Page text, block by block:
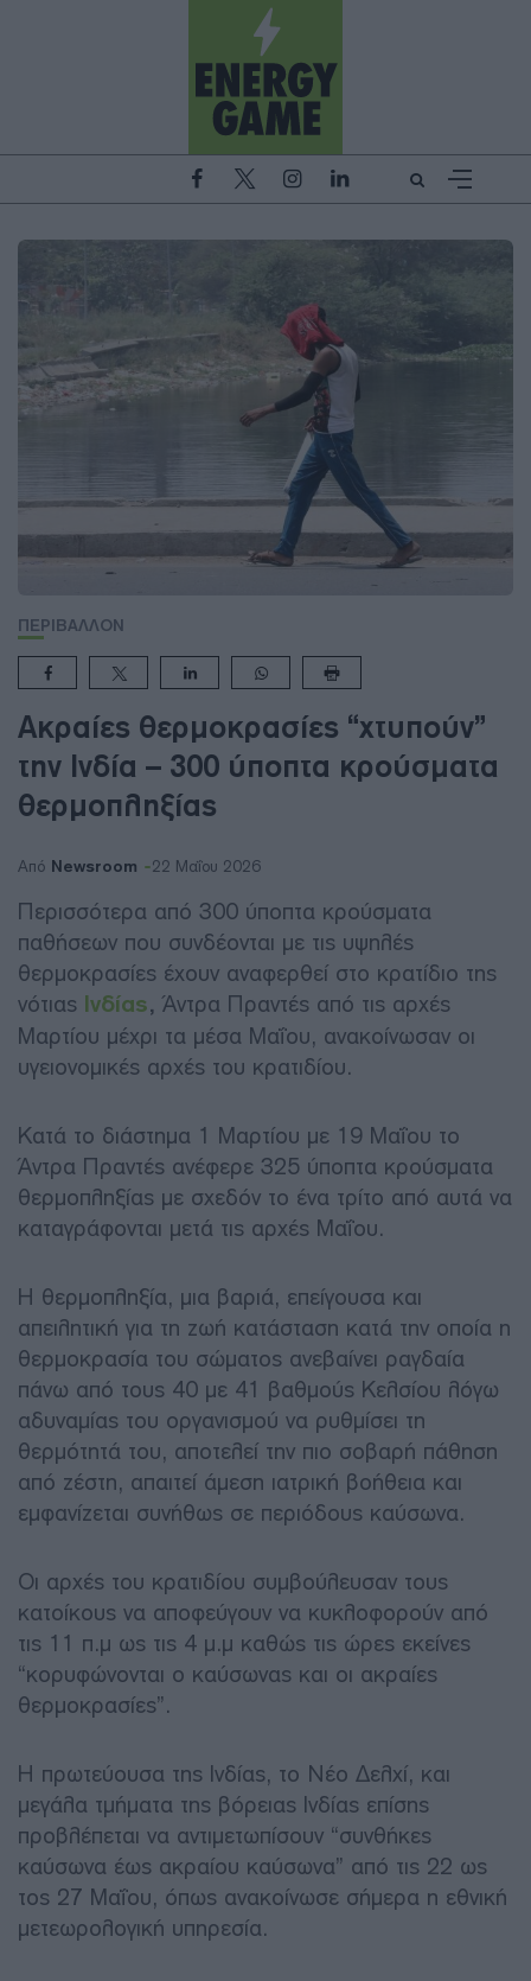
ΠΕΡΙΒΑΛΛΟΝ
Ακραίες θερμοκρασίες “χτυπούν”
την Ινδία – 300 ύποπτα κρούσματα
θερμοπληξίας
Από Newsroom 22 Μαΐου 2026
Περισσότερα από 300 ύποπτα κρούσματα
παθήσεων που συνδέονται με τις υψηλές
θερμοκρασίες έχουν αναφερθεί στο κρατίδιο της
νότιας Ινδίας, Άντρα Πραντές από τις αρχές
Μαρτίου μέχρι τα μέσα Μαΐου, ανακοίνωσαν οι
υγειονομικές αρχές του κρατιδίου.
Κατά το διάστημα 1 Μαρτίου με 19 Μαΐου το
Άντρα Πραντές ανέφερε 325 ύποπτα κρούσματα
θερμοπληξίας με σχεδόν το ένα τρίτο από αυτά να
καταγράφονται μετά τις αρχές Μαΐου.
Η θερμοπληξία, μια βαριά, επείγουσα και
απειλητική για τη ζωή κατάσταση κατά την οποία η
θερμοκρασία του σώματος ανεβαίνει ραγδαία
πάνω από τους 40 με 41 βαθμούς Κελσίου λόγω
αδυναμίας του οργανισμού να ρυθμίσει τη
θερμότητά του, αποτελεί την πιο σοβαρή πάθηση
από ζέστη, απαιτεί άμεση ιατρική βοήθεια και
εμφανίζεται συνήθως σε περιόδους καύσωνα.
Οι αρχές του κρατιδίου συμβούλευσαν τους
κατοίκους να αποφεύγουν να κυκλοφορούν από
τις 11 π.μ ως τις 4 μ.μ καθώς τις ώρες εκείνες
“κορυφώνονται ο καύσωνας και οι ακραίες
θερμοκρασίες”.
Η πρωτεύουσα της Ινδίας, το Νέο Δελχί, και
μεγάλα τμήματα της βόρειας Ινδίας επίσης
προβλέπεται να αντιμετωπίσουν “συνθήκες
καύσωνα έως ακραίου καύσωνα” από τις 22 ως
τος 27 Μαΐου, όπως ανακοίνωσε σήμερα η εθνική
μετεωρολογική υπηρεσία.